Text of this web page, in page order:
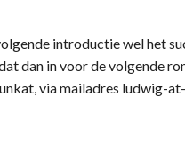
introductie wel het
dan in voor de volgende
via mailadres ludwig-at-